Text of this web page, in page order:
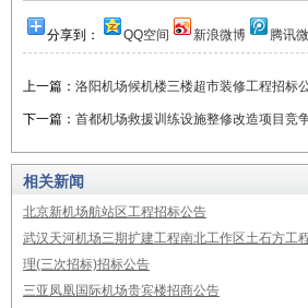
分享到： QQ空间 新浪微博 腾讯
上一篇： 洛阳机场候机楼三楼超市装修工程招标
下一篇： 首都机场救援训练设施整修改造项目竞
相关新闻
北京新机场航站区工程招标公告
武汉天河机场三期扩建工程南北工作区土石方工
理(三次招标)招标公告
三亚凤凰国际机场贵宾楼招商公告